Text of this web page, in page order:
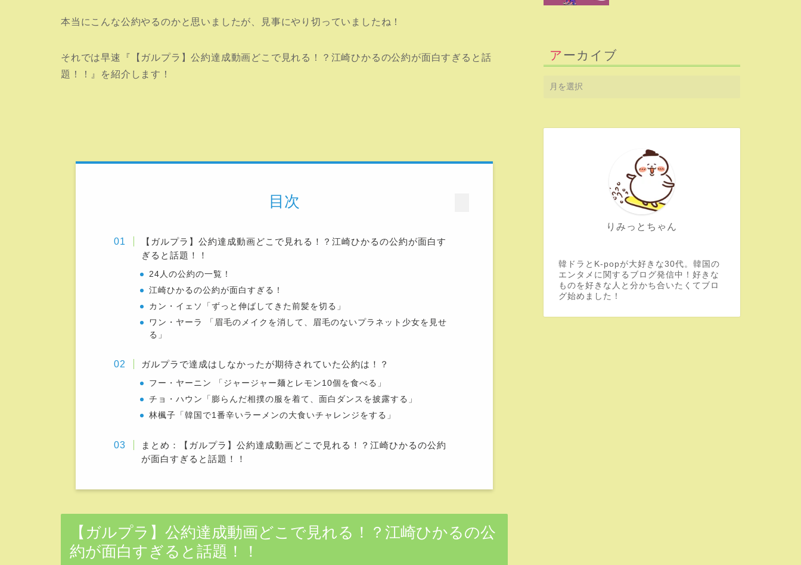
本当にこんな公約やるのかと思いましたが、 見事にやり切っていましたね ！
それでは早速『【ガルプラ】公約達成動画どこで見れる！？江崎ひかるの公約が面白すぎると話
題！！』を紹介します！
目次
【ガルプラ】公約達成動画どこで見れる！？江崎ひかるの公約が面白す
ぎると話題！！
24人の公約の一覧！
江崎ひかるの公約が面白すぎる！
カン・イェソ「ずっと伸ばしてきた前髪を切る」
ワン・ヤーラ 「眉毛のメイクを消して、眉毛のないプラネット少女を見せ
る」
ガルプラで達成はしなかったが期待されていた公約は！？
フー・ヤーニン 「ジャージャー麺とレモン10個を食べる」
チョ・ハウン「膨らんだ相撲の服を着て、面白ダンスを披露する」
林楓子「韓国で1番辛いラーメンの大食いチャレンジをする」
まとめ：【ガルプラ】公約達成動画どこで見れる！？江崎ひかるの公約
が面白すぎると話題！！
【ガルプラ】公約達成動画どこで見れる！？江崎ひかるの公
約が面白すぎると話題！！
アーカイブ
りみっとちゃん
韓ドラとK-popが大好きな30代。韓国の
エンタメに関するブログ発信中！好きな
ものを好きな人と分かち合いたくてブロ
グ始めました！